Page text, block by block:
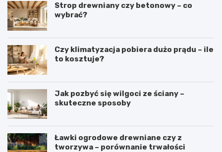
Strop drewniany czy betonowy – co
wybrać?
Czy klimatyzacja pobiera dużo prądu – ile
to kosztuje?
Jak pozbyć się wilgoci ze ściany –
skuteczne sposoby
Ławki ogrodowe drewniane czy z
tworzywa – porównanie trwałości